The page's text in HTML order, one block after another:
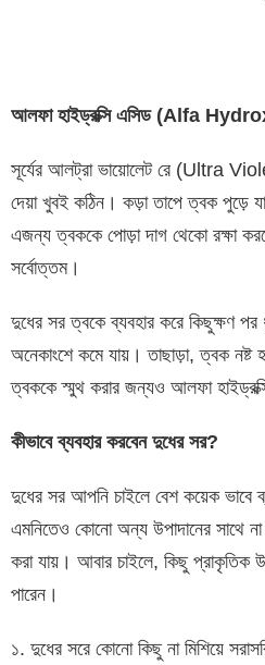
আলফা হাইড্রক্সি এসিড (Alfa
সূর্যের আলট্রা ভায়োলেট রে (Ultra
দেয়া খুবই কঠিন। কড়া তাপে ত্বক পুড়ে
এজন্য ত্বককে পোড়া দাগ থেকো রক্ষা
সর্বোত্তম।
দুধের সর ত্বকে ব্যবহার করে কিছুক্ষণ
অনেকাংশে কমে যায়। তাছাড়া, ত্বক নষ্ট
ত্বককে স্মুথ করার জন্যও আলফা
কীভাবে ব্যবহার করবেন দুধের সর?
দুধের সর আপনি চাইলে বেশ কয়েক ভাবে
এমনিতেও কোনো অন্য উপাদানের সাথে না
করা যায়। আবার চাইলে, কিছু প্রাকৃতিক
পারেন।
১. দুধের সরে কোনো কিছু না মিশিয়ে